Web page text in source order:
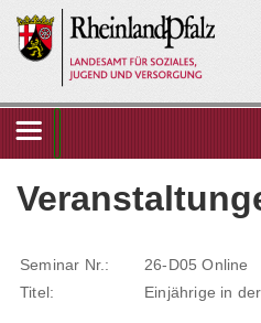
Kursangebot
Seminar Nr.:
26-D05 Online
Titel:
Einjährige in